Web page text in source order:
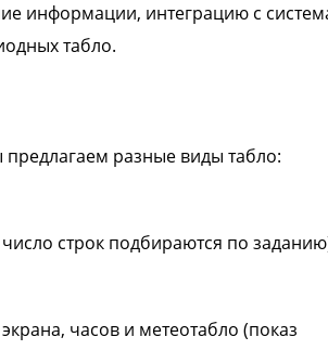
информации, интеграцию с
табло.
разные виды табло:
строк подбираются по
часов и метеотабло (показ